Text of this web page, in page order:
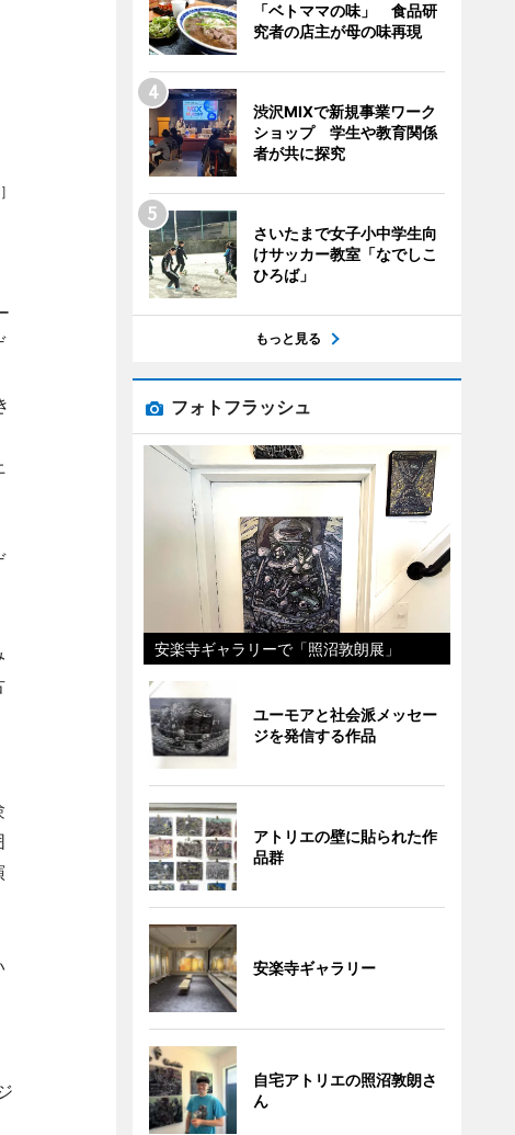
「ベトママの味」 食品研
究者の店主が母の味再現
渋沢MIXで新規事業ワーク
ショップ 学生や教育関係
者が共に探究
さいたまで女子小中学生向
けサッカー教室「なでしこ
ひろば」
もっと見る
フォトフラッシュ
安楽寺ギャラリーで「照沼敦朗展」
ユーモアと社会派メッセー
ジを発信する作品
アトリエの壁に貼られた作
品群
安楽寺ギャラリー
自宅アトリエの照沼敦朗さ
ん